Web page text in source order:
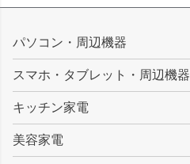
パソコン・周辺機器
スマホ・タブレット・周辺機器
キッチン家電
美容家電